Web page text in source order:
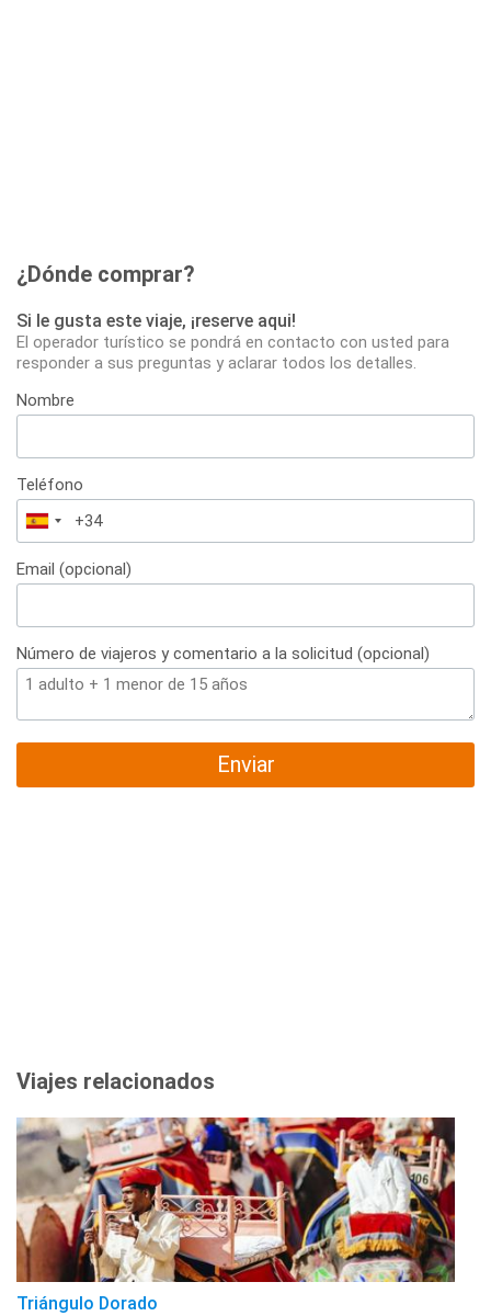
¿Dónde comprar?
Si le gusta este viaje, ¡reserve aqui!
El operador turístico se pondrá en contacto con usted para
responder a sus preguntas y aclarar todos los detalles.
Nombre
Teléfono
España
+34
Email (opcional)
Número de viajeros y comentario a la solicitud (opcional)
Enviar
Viajes relacionados
Triángulo Dorado